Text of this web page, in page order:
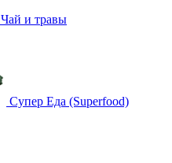
Чай и травы
Супер Еда (Superfood)